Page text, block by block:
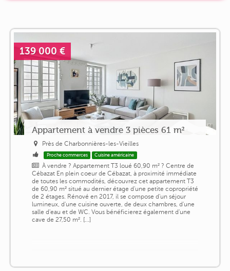
139 000 €
Appartement à vendre 3 pièces 61 m²
Près de Charbonnières-les-Vieilles
Proche commerces Cuisine américaine
À vendre ? Appartement T3 loué 60,90 m² ? Centre de
Cébazat En plein coeur de Cébazat, à proximité immédiate
de toutes les commodités, découvrez cet appartement T3
de 60,90 m² situé au dernier étage d'une petite copropriété
de 2 étages. Rénové en 2017, il se compose d'un séjour
lumineux, d'une cuisine ouverte, de deux chambres, d'une
salle d'eau et de WC. Vous bénéficierez également d'une
cave de 27,50 m². [...]